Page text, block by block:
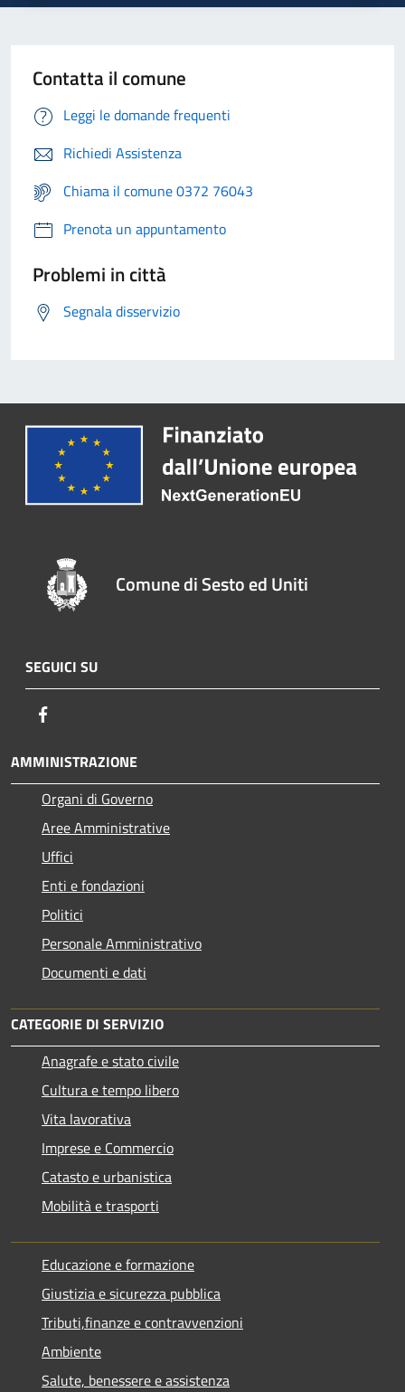
Contatta il comune
Leggi le domande frequenti
Richiedi Assistenza
Chiama il comune 0372 76043
Prenota un appuntamento
Problemi in città
Segnala disservizio
Comune di Sesto ed Uniti
SEGUICI SU
AMMINISTRAZIONE
Organi di Governo
Aree Amministrative
Uffici
Enti e fondazioni
Politici
Personale Amministrativo
Documenti e dati
CATEGORIE DI SERVIZIO
Anagrafe e stato civile
Cultura e tempo libero
Vita lavorativa
Imprese e Commercio
Catasto e urbanistica
Mobilità e trasporti
Educazione e formazione
Giustizia e sicurezza pubblica
Tributi,finanze e contravvenzioni
Ambiente
Salute, benessere e assistenza